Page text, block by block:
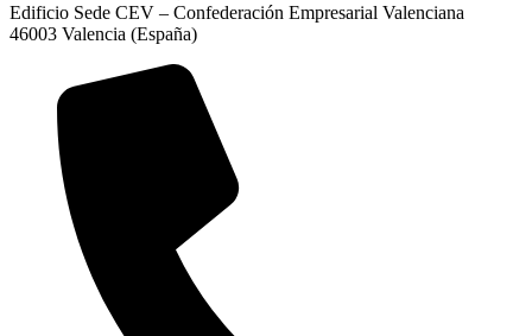
Edificio Sede CEV – Confederación Empresarial Valenciana
46003 Valencia (España)